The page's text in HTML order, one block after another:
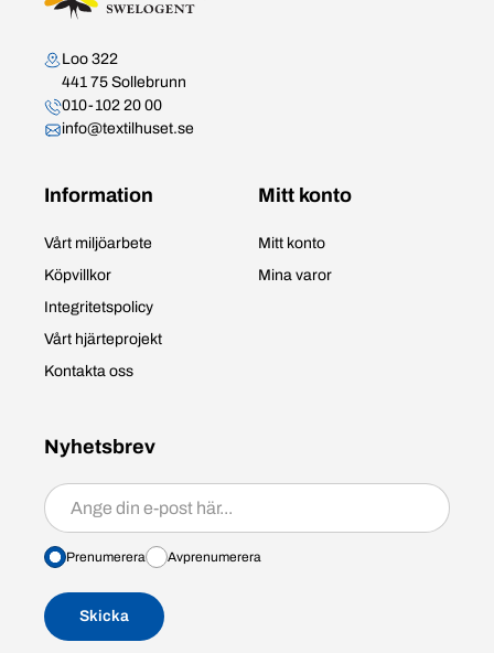
Loo 322
441 75 Sollebrunn
010-102 20 00
info@textilhuset.se
Information
Vårt miljöarbete
Köpvillkor
Integritetspolicy
Vårt hjärteprojekt
Kontakta oss
Mitt konto
Mitt konto
Mina varor
Nyhetsbrev
Prenumerera/avprenumerera
Prenumerera Avprenumerera
Skicka